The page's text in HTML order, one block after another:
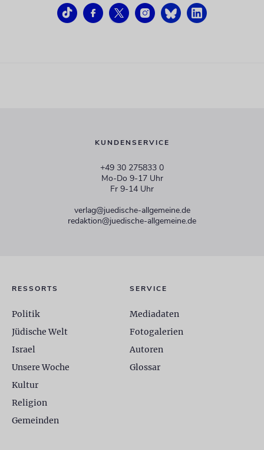
KUNDENSERVICE
+49 30 275833 0
Mo-Do 9-17 Uhr
Fr 9-14 Uhr
verlag@juedische-allgemeine.de
redaktion@juedische-allgemeine.de
RESSORTS
Politik
Jüdische Welt
Israel
Unsere Woche
Kultur
Religion
Gemeinden
SERVICE
Mediadaten
Fotogalerien
Autoren
Glossar